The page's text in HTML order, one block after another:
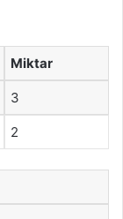
Miktar
3
2